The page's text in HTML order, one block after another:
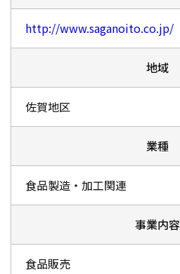
http://www.saganoito.co.jp/
地域
佐賀地区
業種
食品製造・加工関連
事業内容
食品販売